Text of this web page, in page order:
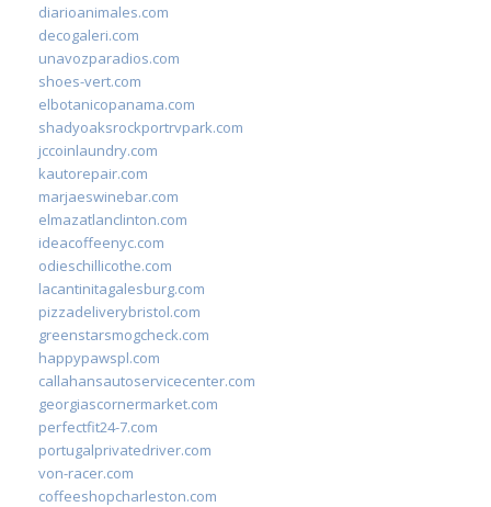
diarioanimales.com
decogaleri.com
unavozparadios.com
shoes-vert.com
elbotanicopanama.com
shadyoaksrockportrvpark.com
jccoinlaundry.com
kautorepair.com
marjaeswinebar.com
elmazatlanclinton.com
ideacoffeenyc.com
odieschillicothe.com
lacantinitagalesburg.com
pizzadeliverybristol.com
greenstarsmogcheck.com
happypawspl.com
callahansautoservicecenter.com
georgiascornermarket.com
perfectfit24-7.com
portugalprivatedriver.com
von-racer.com
coffeeshopcharleston.com